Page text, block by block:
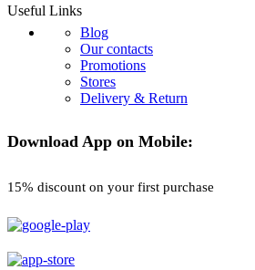
Useful Links
Blog
Our contacts
Promotions
Stores
Delivery & Return
Download App on Mobile:
15% discount on your first purchase